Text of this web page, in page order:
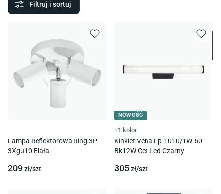
Filtruj i sortuj
Lampa Reflektorowa Ring 3P
3Xgu10 Biała
209zł/szt
NOWOŚĆ
+1 kolor
Kinkiet Vena Lp-1010/1W-60
Bk12W Cct Led Czarny
305zł/szt